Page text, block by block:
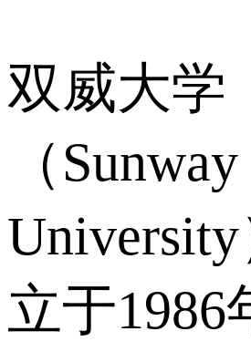
双威大学
（Sunway
立于1986